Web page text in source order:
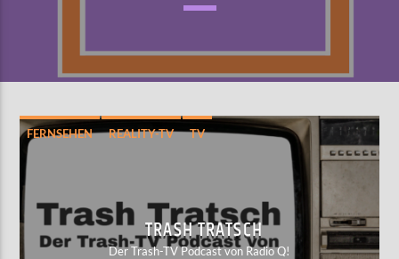
AKTUELLER TRACK
LIVE IT DOWN
TYLER BALLGAME
FERNSEHEN REALITY-TV TV
TRASH TRATSCH
Der Trash-TV Podcast von Radio Q!